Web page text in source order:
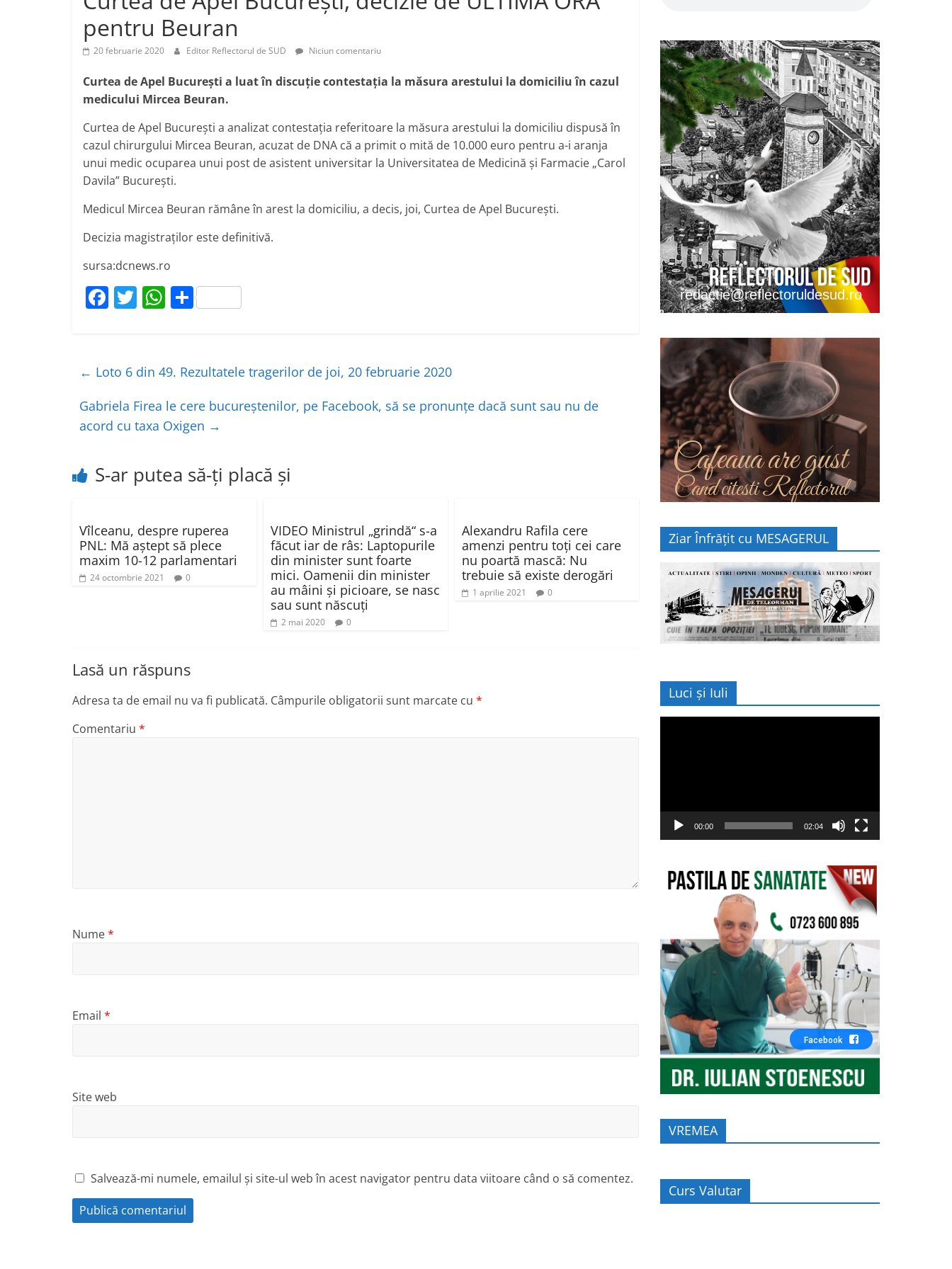
pentru Beuran
20 februarie 2020 Editor Reflectorul de SUD Niciun comentariu
Curtea de Apel București a luat în discuţie contestaţia la măsura arestului la domiciliu în cazul
medicului Mircea Beuran.
Curtea de Apel Bucureşti a analizat contestaţia referitoare la măsura arestului la domiciliu dispusă în
cazul chirurgului Mircea Beuran, acuzat de DNA că a primit o mită de 10.000 euro pentru a-i aranja
unui medic ocuparea unui post de asistent universitar la Universitatea de Medicină şi Farmacie „Carol
Davila” Bucureşti.
Medicul Mircea Beuran rămâne în arest la domiciliu, a decis, joi, Curtea de Apel București.
Decizia magistraţilor este definitivă.
sursa:dcnews.ro
F
e
o
o
T
er
W
s
p
p
P
je
z
ă
← Loto 6 din 49. Rezultatele tragerilor de joi, 20 februarie 2020
Gabriela Firea le cere bucureştenilor, pe Facebook, să se pronunţe dacă sunt sau nu de
acord cu taxa Oxigen →
S-ar putea să-ți placă și
Vîlceanu, despre ruperea
PNL: Mă aştept să plece
maxim 10-12 parlamentari
24 octombrie 2021 0
VIDEO Ministrul „grindă“ s-a
făcut iar de râs: Laptopurile
din minister sunt foarte
mici. Oamenii din minister
au mâini şi picioare, se nasc
sau sunt născuţi
2 mai 2020 0
Alexandru Rafila cere
amenzi pentru toți cei care
nu poartă mască: Nu
trebuie să existe derogări
1 aprilie 2021 0
Lasă un răspuns
Adresa ta de email nu va fi publicată. Câmpurile obligatorii sunt marcate cu *
Comentariu *
Nume*
Email *
Site web
Salvează-mi numele, emailul și site-ul web în acest navigator pentru data viitoare când o să comentez.
redactie@reflectoruldesud.ro
Cafeaua are gust
Cand citesti Reflectorul
Ziar Înfrățit cu MESAGERUL
Luci și Iuli
00:00 02:04
Facebook
VREMEA
Curs Valutar